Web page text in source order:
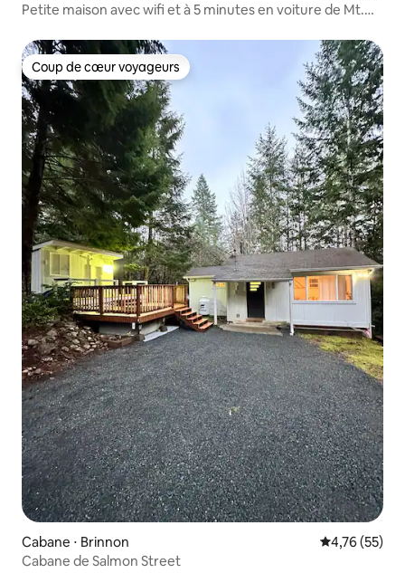
Petite maison avec wifi et à 5 minutes en voiture de Mt.
Coup de cœur voyageurs
Coup de cœur voyageurs
Cabane ⋅ Brinnon Évaluation
4,76 (55)
Cabane de Salmon Street